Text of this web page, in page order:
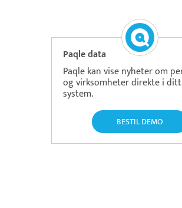
Paqle data
Paqle kan vise nyheter om
og virksomheter direkte i ditt
system.
BESTIL DEMO